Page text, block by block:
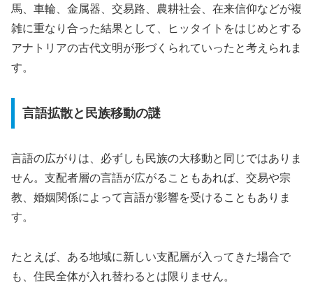
馬、車輪、金属器、交易路、農耕社会、在来信仰などが複
雑に重なり合った結果として、ヒッタイトをはじめとする
アナトリアの古代文明が形づくられていったと考えられま
す。
言語拡散と民族移動の謎
言語の広がりは、必ずしも民族の大移動と同じではありま
せん。支配者層の言語が広がることもあれば、交易や宗
教、婚姻関係によって言語が影響を受けることもありま
す。
たとえば、ある地域に新しい支配層が入ってきた場合で
も、住民全体が入れ替わるとは限りません。